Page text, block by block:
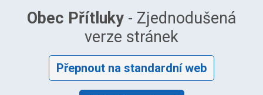
Obec Přítluky - Zjednodušená
verze stránek
Přepnout na standardní web